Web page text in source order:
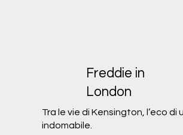
Freddie in
London
Tra le vie di Kensington, l’eco di
indomabile.